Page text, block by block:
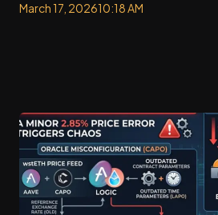
March 17, 202610:18 AM